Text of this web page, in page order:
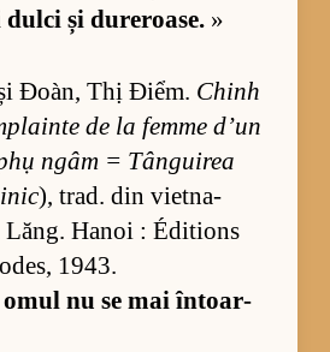
și du­re­roa­se. »
Đoàn, Thị Điểm. Chinh
de la femme d’un
ngâm = Tân­gu­i­rea
), trad. din vi­et­na­
Lăng. Ha­noi : Édi­tions
1943.
omul nu se mai în­toar­